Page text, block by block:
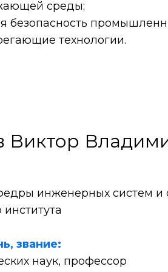
среды;
безопасность
технологии.
Виктор
инженерных систем и
звание:
наук, профессор